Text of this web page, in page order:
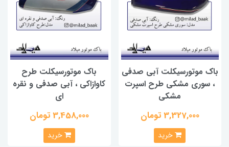
باک موتورسیکلت آبی صدفی
، سوری مشکی طرح اسپرت
مشکی
3,327,000 تومان
خرید
باک موتورسیکلت طرح
کاوازاکی ، آبی صدفی و نقره
ای
3,458,000 تومان
خرید